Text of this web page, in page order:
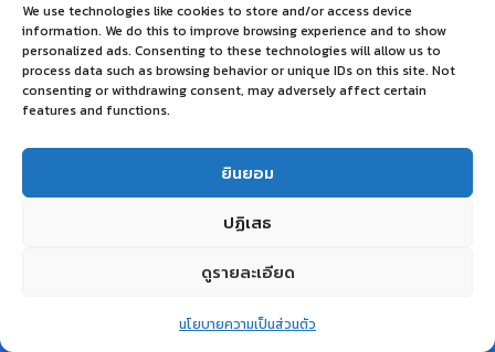
We use technologies like cookies to store and/or access device
information. We do this to improve browsing experience and to show
personalized ads. Consenting to these technologies will allow us to
process data such as browsing behavior or unique IDs on this site. Not
consenting or withdrawing consent, may adversely affect certain
features and functions.
ยินยอม
ปฏิเสธ
ดูรายละเอียด
นโยบายความเป็นส่วนตัว
Wishlist